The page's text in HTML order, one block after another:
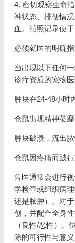
4. 密切观察生命
神状态、排便情
血。拍照记录便
必须就医的明确
当出现以下任何
诊疗资质的宠物医
肿块在24-48小时
仓鼠出现精神萎靡
肿块破溃，流出脓
仓鼠因疼痛而跛
兽医通常会进行
学检查或组织病
还是脓肿）。对
创，并配合全身
（良性/恶性）、
除的可行性与意义